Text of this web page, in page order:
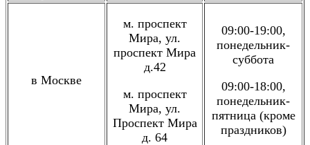
в Москве
м. проспект
Мира, ул.
проспект Мира
д.42
м. проспект
Мира, ул.
Проспект Мира
д. 64
09:00-19:00,
понедельник-
суббота
09:00-18:00,
понедельник-
пятница (кроме
праздников)